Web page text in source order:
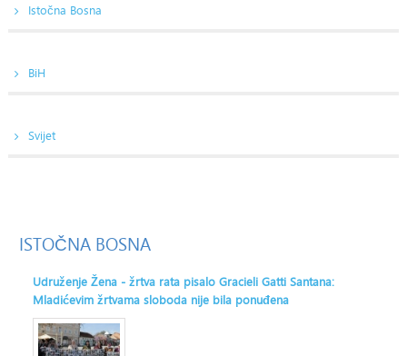
Istočna Bosna
BiH
Svijet
ISTOČNA BOSNA
Udruženje Žena - žrtva rata pisalo Gracieli Gatti Santana:
Mladićevim žrtvama sloboda nije bila ponuđena